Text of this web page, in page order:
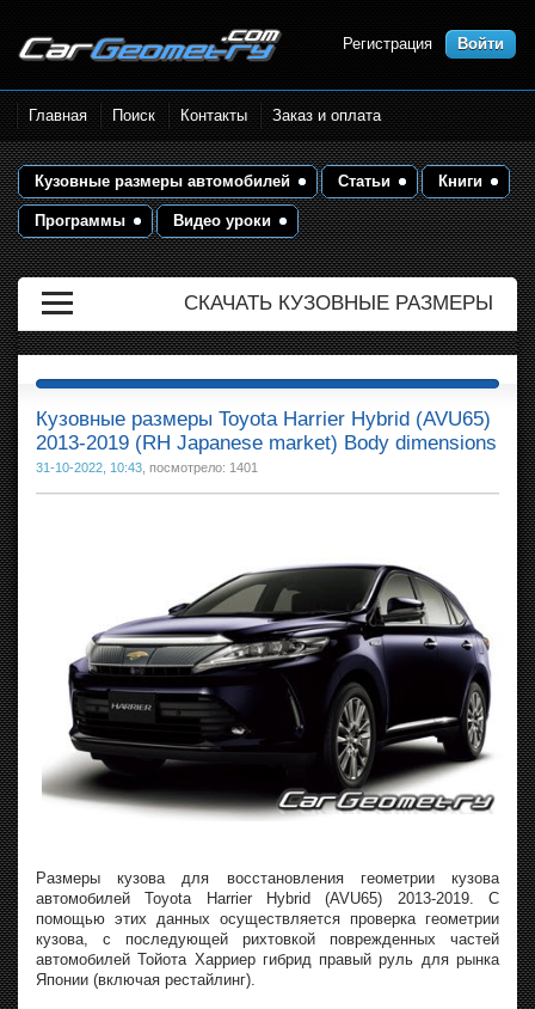
Размеры кузова автомобилей.
Контрольные точки и кузовные
размеры. Геометрия кузова
Регистрация Войти
Главная Поиск Контакты Заказ и оплата
Кузовные размеры автомобилей Статьи Книги
Программы Видео уроки
СКАЧАТЬ КУЗОВНЫЕ РАЗМЕРЫ
Кузовные размеры Toyota Harrier Hybrid (AVU65)
2013-2019 (RH Japanese market) Body dimensions
31-10-2022, 10:43 , посмотрело: 1401
Размеры кузова для восстановления геометрии кузова
автомобилей Toyota Harrier Hybrid (AVU65) 2013-2019. С
помощью этих данных осуществляется проверка геометрии
кузова, с последующей рихтовкой поврежденных частей
автомобилей Тойота Харриер гибрид правый руль для рынка
Японии (включая рестайлинг).